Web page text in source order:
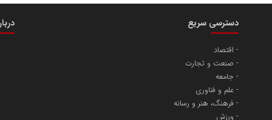
و اوراق بهادار
در بازارسرمایه
دسترسی سریع
اقتصاد
صنعت و تجارت
جامعه
علم و فناوری
فرهنگ، هنر و رسانه
ورزش